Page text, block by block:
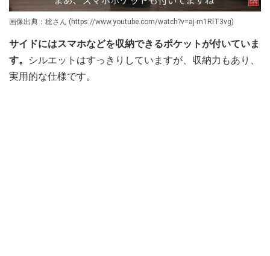
画像出典：稔さん (https://www.youtube.com/watch?v=aj-m1RlT3vg)
サイドにはスマホなどを収納できるポケットが付いていま
す。
シルエットはすっきりしていますが、収納力もあり、
実用的な仕様です。